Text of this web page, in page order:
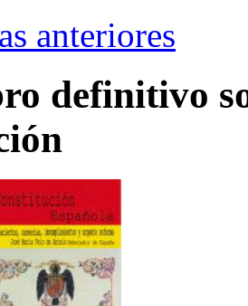
anteriores
definitivo